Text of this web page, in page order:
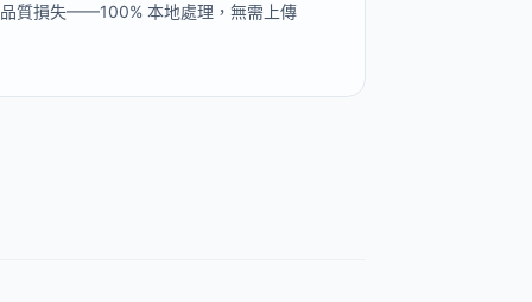
質損失——100% 本地處理，無需上傳